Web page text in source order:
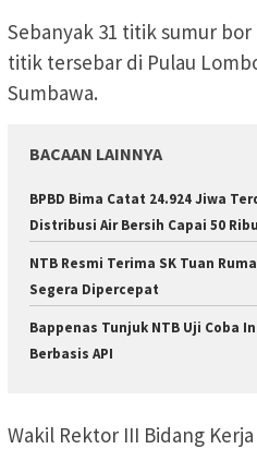
Sebanyak 31 titik sumur
titik tersebar di Pulau
Sumbawa.
BACAAN LAINNYA
BPBD Bima Catat 24.924 Jiwa
Distribusi Air Bersih Capai 50
NTB Resmi Terima SK Tuan
Segera Dipercepat
Bappenas Tunjuk NTB Uji Coba
Berbasis API
Wakil Rektor III Bidang